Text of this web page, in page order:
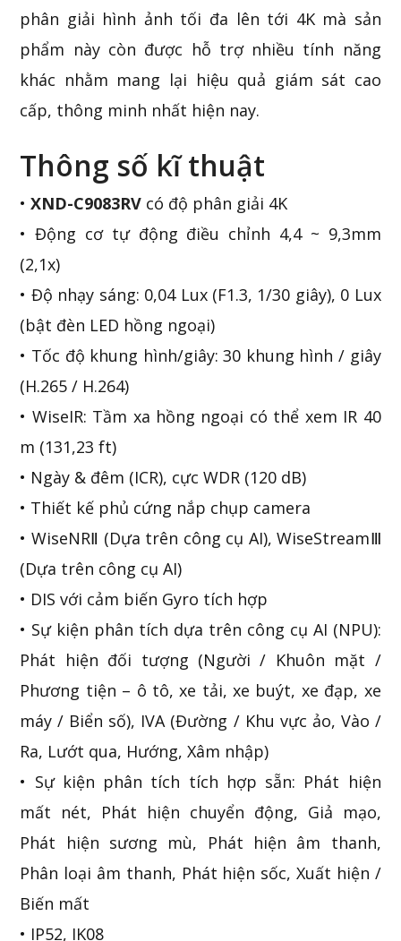
phân giải hình ảnh tối đa lên tới 4K mà sản
phẩm này còn được hỗ trợ nhiều tính năng
khác nhằm mang lại hiệu quả giám sát cao
cấp, thông minh nhất hiện nay.
Thông số kĩ thuật
•XND-C9083RV có độ phân giải 4K
• Động cơ tự động điều chỉnh 4,4 ~ 9,3mm
(2,1x)
• Độ nhạy sáng: 0,04 Lux (F1.3, 1/30 giây), 0 Lux
(bật đèn LED hồng ngoại)
• Tốc độ khung hình/giây: 30 khung hình / giây
(H.265 / H.264)
• WiseIR: Tầm xa hồng ngoại có thể xem IR 40
m (131,23 ft)
• Ngày & đêm (ICR), cực WDR (120 dB)
• Thiết kế phủ cứng nắp chụp camera
• WiseNRⅡ (Dựa trên công cụ AI), WiseStreamⅢ
(Dựa trên công cụ AI)
• DIS với cảm biến Gyro tích hợp
• Sự kiện phân tích dựa trên công cụ AI (NPU):
Phát hiện đối tượng (Người / Khuôn mặt /
Phương tiện – ô tô, xe tải, xe buýt, xe đạp, xe
máy / Biển số), IVA (Đường / Khu vực ảo, Vào /
Ra, Lướt qua, Hướng, Xâm nhập)
• Sự kiện phân tích tích hợp sẵn: Phát hiện
mất nét, Phát hiện chuyển động, Giả mạo,
Phát hiện sương mù, Phát hiện âm thanh,
Phân loại âm thanh, Phát hiện sốc, Xuất hiện /
Biến mất
• IP52, IK08